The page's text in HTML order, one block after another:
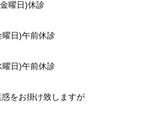
曜日)休診
曜日)午前休診
曜日)午前休診
をお掛け致しますが